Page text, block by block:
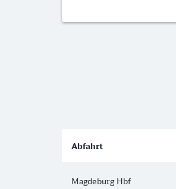
Abfahrt
Magdeburg Hbf